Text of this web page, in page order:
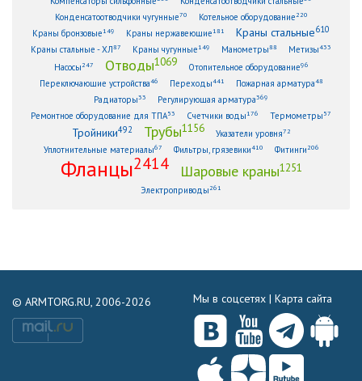
Конденсатоотводчики чугунные70 Котельное оборудование220
Краны бронзовые149 Краны нержавеющие181 Краны стальные610
Краны стальные - ХЛ87 Краны чугунные149 Манометры88 Метизы433
Насосы247 Отводы1069 Отопительное оборудование96
Переключающие устройства46 Переходы441 Пожарная арматура48
Радиаторы33 Регулирующая арматура369
Ремонтное оборудование для ТПА53 Счетчики воды176 Термометры 57
Тройники492 Трубы1156 Указатели уровня72
Уплотнительные материалы67 Фильтры, грязевики410 Фитинги206
Фланцы2414 Шаровые краны1251
Электроприводы261
© ARMTORG.RU, 2006-2026 Мы в соцсетях | Карта сайта